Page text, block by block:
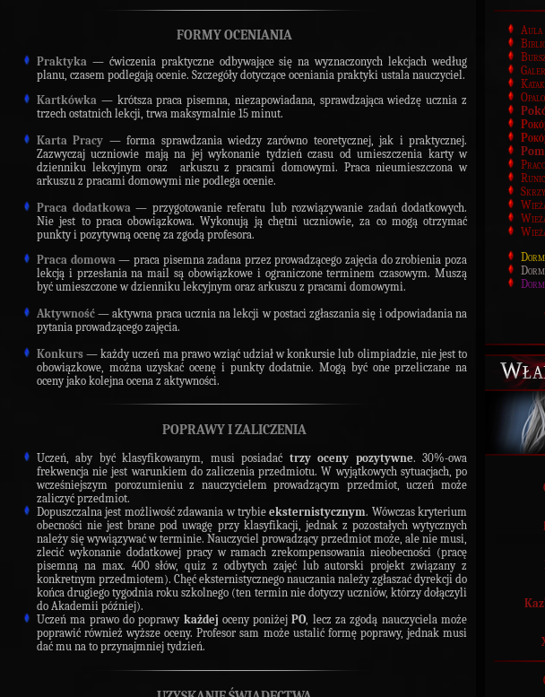
FORMY OCENIANIA
Praktyka —ćwiczenia praktyczne odbywające się na wyznaczonych lekcjach według
planu, czasem podlegają ocenie. Szczegóły dotyczące oceniania praktyki ustala nauczyciel.
Kartkówka —krótsza praca pisemna, niezapowiadana, sprawdzająca wiedzę ucznia z
trzech ostatnich lekcji, trwa maksymalnie 15 minut.
Karta Pracy —forma sprawdzania wiedzy zarówno teoretycznej, jak i praktycznej.
Zazwyczaj uczniowie mają na jej wykonanie tydzień czasu odumieszczenia karty w
dzienniku lekcyjnym oraz arkuszu z pracami domowymi. Praca nieumieszczona w
arkuszu z pracami domowymi nie podlega ocenie.
Praca dodatkowa — przygotowanie referatu lub rozwiązywanie zadań dodatkowych.
Nie jest to praca obowiązkowa. Wykonują ją chętni uczniowie, za co mogą otrzymać
punkty i pozytywną ocenę za zgodą profesora.
Praca domowa — praca pisemna zadana przez prowadzącego zajęcia do zrobienia poza
lekcją i przesłania na mail są obowiązkowe i ograniczone terminem czasowym. Muszą
być umieszczone w dzienniku lekcyjnym oraz arkuszu z pracami domowymi.
Aktywność — aktywna praca ucznia na lekcji w postaci zgłaszania się i odpowiadania na
pytania prowadzącego zajęcia.
Konkurs — każdy uczeń ma prawo wziąć udział w konkursie lub olimpiadzie, nie jest to
obowiązkowe, można uzyskać ocenę i punkty dodatnie. Mogą być one przeliczane na
oceny jako kolejna ocena z aktywności.
POPRAWY I ZALICZENIA
Uczeń, aby być klasyfikowanym, musi posiadać trzy oceny pozytywne. 30%-owa
frekwencja nie jest warunkiem do zaliczenia przedmiotu. W wyjątkowych sytuacjach, po
wcześniejszym porozumieniu z nauczycielem prowadzącym przedmiot, uczeń może
zaliczyć przedmiot.
Dopuszczalnajest możliwość zdawania w trybieeksternistycznym. Wówczas kryterium
obecności nie jest brane pod uwagę przy klasyfikacji, jednak z pozostałych wytycznych
należy się wywiązywać w terminie. Nauczyciel prowadzący przedmiot może, ale nie musi,
zlecić wykonanie dodatkowej pracy w ramach zrekompensowania nieobecności (pracę
pisemną na max. 400 słów, quiz z odbytych zajęć lub autorski projekt związany z
konkretnym przedmiotem). Chęć eksternistycznego nauczania należy zgłaszać dyrekcji do
końca drugiego tygodnia roku szkolnego (ten termin nie dotyczy uczniów, którzy dołączyli
do Akademii później).
Uczeń ma prawo do poprawy każdej oceny poniżejPO, lecz za zgodą nauczyciela może
poprawić również wyższe oceny. Profesor sam może ustalić formę poprawy, jednak musi
dać mu na to przynajmniej tydzień.
Aula